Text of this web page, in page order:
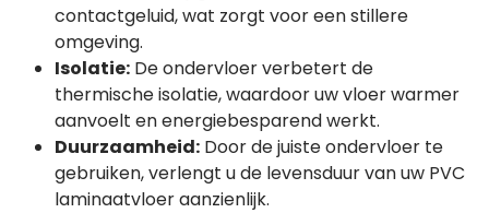
contactgeluid, wat zorgt voor een stillere
omgeving.
Isolatie: De ondervloer verbetert de
thermische isolatie, waardoor uw vloer warmer
aanvoelt en energiebesparend werkt.
Duurzaamheid: Door de juiste ondervloer te
gebruiken, verlengt u de levensduur van uw PVC
laminaatvloer aanzienlijk.